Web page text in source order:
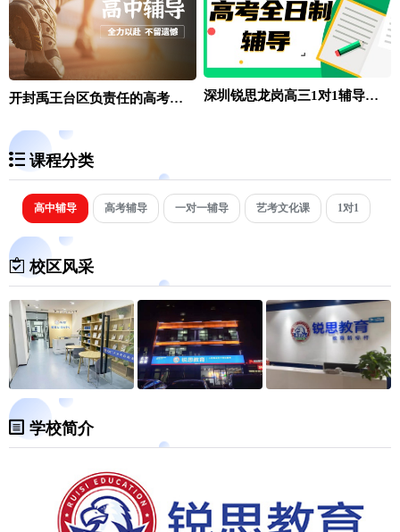
开封禹王台区负责任的高考全日制补习学校前五排行榜汇总 深圳锐思龙岗高三1对1辅导价格
课程分类
高中辅导 高考辅导 一对一辅导 艺考文化课 1对1
校区风采
学校简介